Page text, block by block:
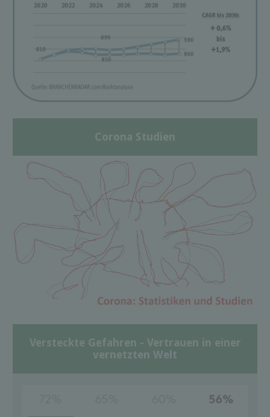
Corona Studien
Versteckte Gefahren - Vertrauen in einer
vernetzten Welt